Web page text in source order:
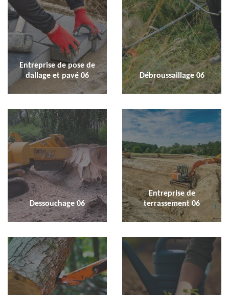
Entreprise de pose de
dallage et pavé 06
Débroussaillage 06
Dessouchage 06
Entreprise de
terrassement 06